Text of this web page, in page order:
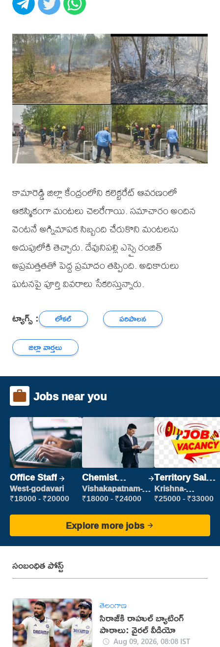
కామారెడ్డి జిల్లా కేంద్రంలోని కలెక్టరేట్ ఆవరణంలో
ఆకస్మికంగా మంటలు చెలరేగాయి. సమాచారం అందిన
వెంటనే అగ్నిమాపక సిబ్బంది చేరుకొని మంటలను
అదుపులోకి తెచ్చారు. దేవునిపల్లి ఎస్సై రంజిత్
అప్రమత్తతతో పెద్ద ప్రమాదం తప్పింది. అధికారులు
ఘటనపై పూర్తి వివరాలు సేకరిస్తున్నారు.
ట్యాగ్స్ : లోకల్
పరిపాలన
జిల్లా వార్తలు
Jobs near you
Office Staff
West-godavari
₹18000 - ₹20000
Chemist
Production
Executive
Vishakapatnam-
new
₹18000 - ₹24000
Territory Sales
Manager
Krishna-
vijayawada
₹25000 - ₹33000
Explore more jobs
సంబంధిత పోస్ట్
తెలంగాణ
సిరాజ్‌కి రాహుల్ బ్యాటింగ్
పాఠాలు: వైరల్ వీడియో
Aug 09, 2026, 08:08 IST